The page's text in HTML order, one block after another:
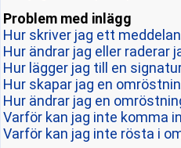
Problem med inlägg
Hur skriver jag ett
Hur ändrar jag eller raderar
Hur lägger jag till en
Hur skapar jag en
Hur ändrar jag en
Varför kan jag inte komma
Varför kan jag inte rösta i